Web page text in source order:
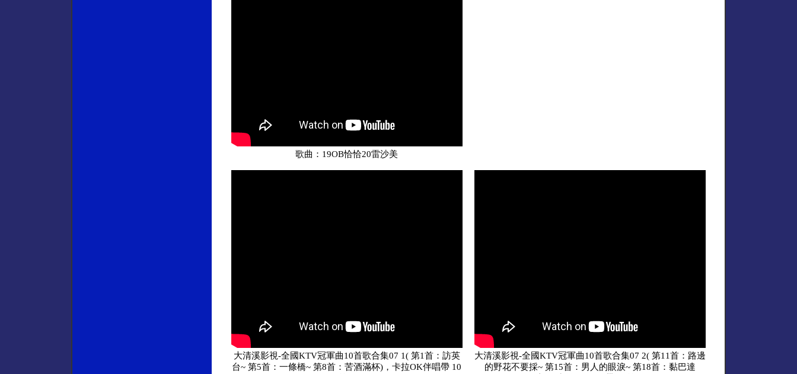
歌曲：19OB恰恰20雷沙美
大清溪影視-全國KTV冠軍曲10首歌合集07 1( 第1首：訪英
台~ 第5首：一條橋~ 第8首：苦酒滿杯)，卡拉OK伴唱帶 10
大清溪影視-全國KTV冠軍曲10首歌合集07 2( 第11首：路邊
的野花不要採~ 第15首：男人的眼淚~ 第18首：黏巴達